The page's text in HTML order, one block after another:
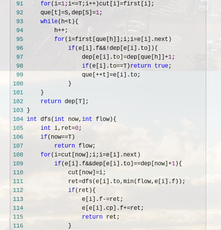
91
for(i=1;i<=T;i++)cut[i]=
92
     que[t]=S,dep[S]=
1
93
while(h<
94
         h++
95
for(i=first[que[h]];i;i=
96
if(e[i].f&&!
97
                 dep[e[i].to]=dep[que[h]]+
1
98
if(e[i].to==T)return true
99
                 que[++t]=
100
101
102
return
103
104 int dfs(int now, int
105
int i,ret=0
106
if(now==
107
return
108
for(i=cut[now];i;i=
109
if(e[i].f&&dep[e[i].to]==dep[now]+1
110
             cut[now]=
111
             ret=
112
if
113
                 e[i].f-=
114
                 e[e[i].cp].f+=
115
return
116